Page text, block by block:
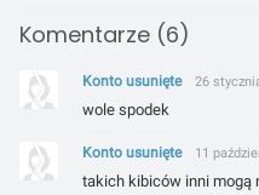
Komentarze (6)
Konto usunięte 26
wole spodek
Konto usunięte 11
takich kibiców inni mogą